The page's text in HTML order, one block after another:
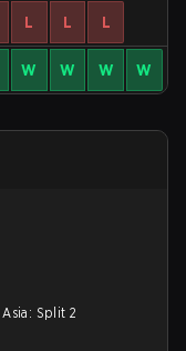
L L L
W W W W
Split 2